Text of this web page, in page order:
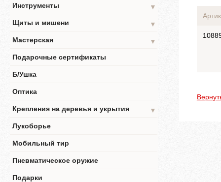
Инструменты
▼
Щиты и мишени
▼
Мастерская
▼
Подарочные сертификаты
Б/Ушка
Оптика
Крепления на деревья и укрытия
▼
Лукоборье
Мобильный тир
Пневматическое оружие
Подарки